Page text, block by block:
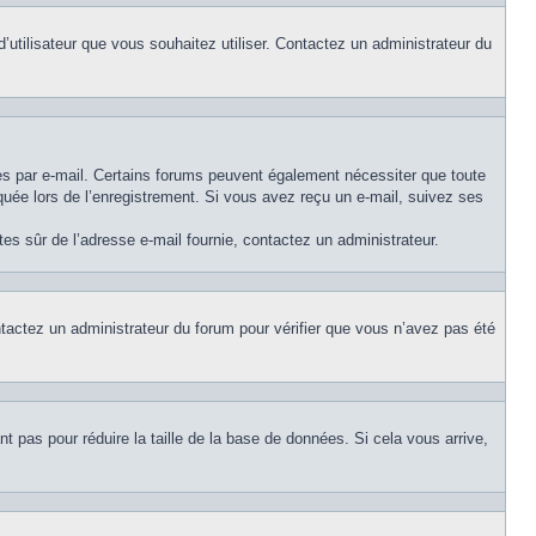
que vous souhaitez utiliser. Contactez un administrateur du
e-mail. Certains forums peuvent également nécessiter que toute
lors de l’enregistrement. Si vous avez reçu un e-mail, suivez ses
sûr de l’adresse e-mail fournie, contactez un administrateur.
un administrateur du forum pour vérifier que vous n’avez pas été
pas pour réduire la taille de la base de données. Si cela vous arrive,